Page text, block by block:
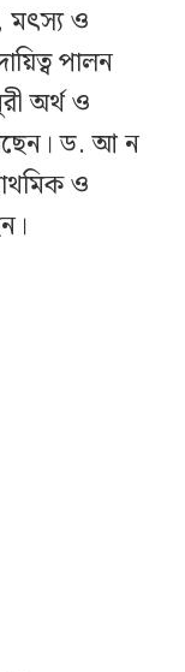
মৎস্য ও
পালন
অর্থ ও
ড. আ ন
ও